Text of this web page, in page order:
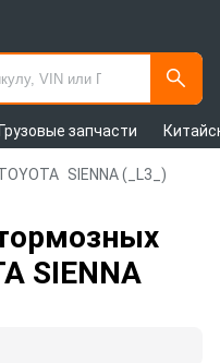
Грузовые запчасти
SIENNA (_L3_)
SIENNA